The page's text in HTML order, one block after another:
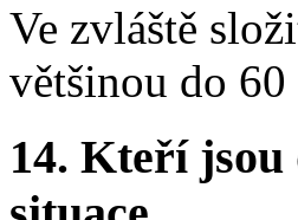
Ve zvláště
většinou do
14. Kteří jsou